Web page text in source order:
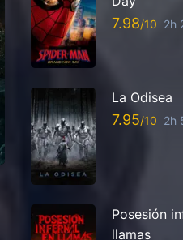
7.98 2h
La Odisea
7.95 2h
Posesión
llamas